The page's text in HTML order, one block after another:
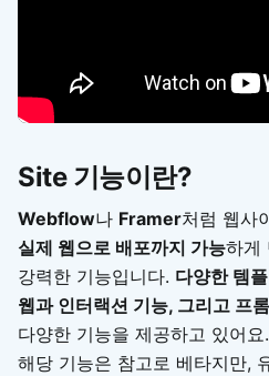
Site 기능이란?
Webflow나 Framer처럼 웹사
실제 웹으로 배포까지 가능하게
강력한 기능입니다. 다양한 템
웹과 인터랙션 기능, 그리고 프
다양한 기능을 제공하고 있어요.
해당 기능은 참고로 베타지만,